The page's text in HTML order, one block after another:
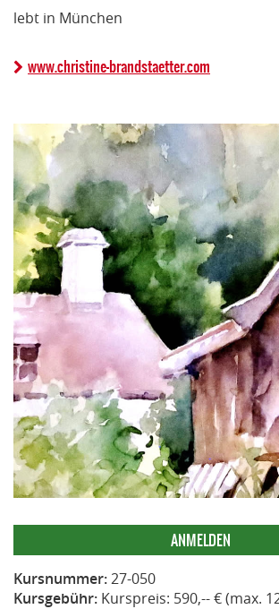
lebt in München
www.christine-brandstaetter.com
ANMELDEN
Kursnummer:27-050
Kursgebühr: Kurspreis: 590,-- € (max.